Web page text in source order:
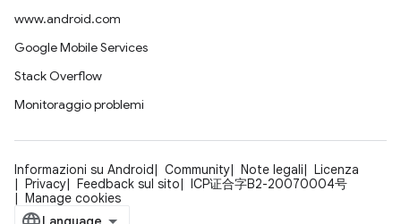
www.android.com
Google Mobile Services
Stack Overflow
Monitoraggio problemi
Informazioni su Android Community Note legali
Licenza
Privacy
Feedback sul sito
ICP证合字B2-20070004号
Manage cookies